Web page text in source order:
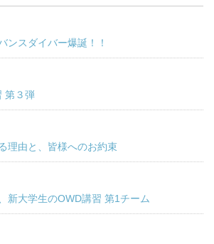
ンスダイバー爆誕！！
第３弾
理由と、皆様へのお約束
新大学生のOWD講習 第1チーム